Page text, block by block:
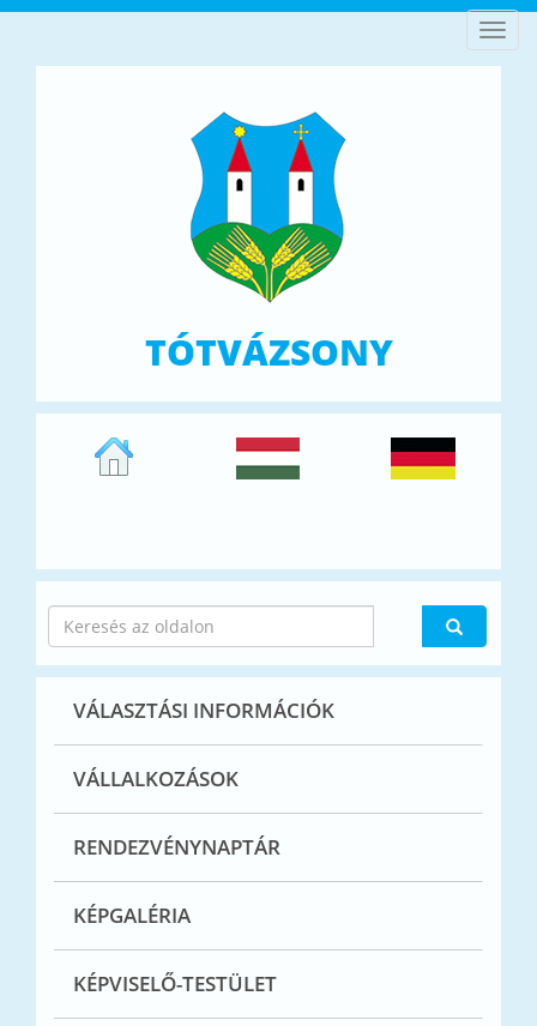
TÓTVÁZSONY
VÁLASZTÁSI INFORMÁCIÓK
VÁLLALKOZÁSOK
RENDEZVÉNYNAPTÁR
KÉPGALÉRIA
KÉPVISELŐ-TESTÜLET